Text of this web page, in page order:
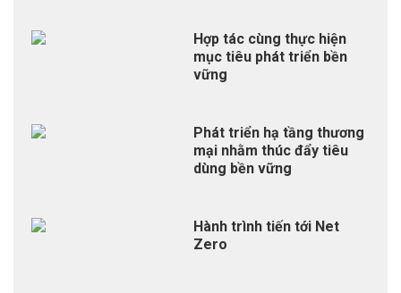
Hợp tác cùng thực hiện
mục tiêu phát triển bền
vững
Phát triển hạ tầng thương
mại nhằm thúc đẩy tiêu
dùng bền vững
Hành trình tiến tới Net
Zero